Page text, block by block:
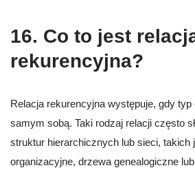
16. Co to jest
rekurencyjna?
Relacja rekurencyjna występuje, gdy
samym sobą. Taki rodzaj relacji często
struktur hierarchicznych lub sieci, takich
organizacyjne, drzewa genealogiczne